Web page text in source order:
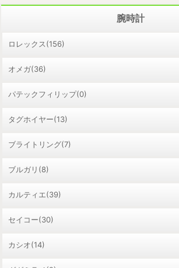
腕時計
ロレックス(156)
オメガ(36)
パテックフィリップ(0)
タグホイヤー(13)
ブライトリング(7)
ブルガリ(8)
カルティエ(39)
セイコー(30)
カシオ(14)